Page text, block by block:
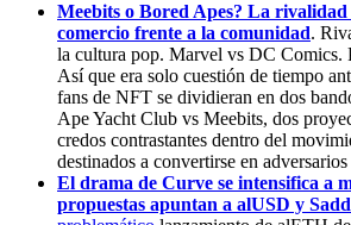
Meebits o Bored Apes? La
comercio frente a la comunidad.
la cultura pop. Marvel vs DC Comics.
Así que era solo cuestión de tiempo
fans de NFT se dividieran en dos
Ape Yacht Club vs Meebits, dos
credos contrastantes dentro del
destinados a convertirse en adversarios
El drama de Curve se intensifica a
propuestas apuntan a alUSD y